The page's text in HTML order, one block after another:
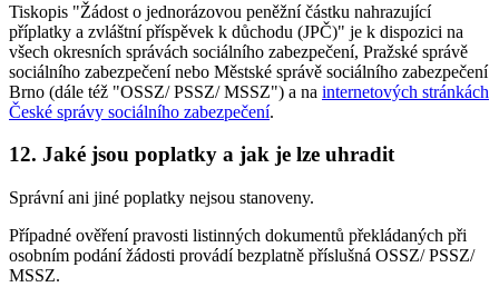
Tiskopis "Žádost o jednorázovou peněžní částku nahrazující
příplatky a zvláštní příspěvek k důchodu (JPČ)" je k dispozici na
všech okresních správách sociálního zabezpečení, Pražské správě
sociálního zabezpečení nebo Městské správě sociálního zabezpečení
Brno (dále též "OSSZ/ PSSZ/ MSSZ") a na internetových stránkách
České správy sociálního zabezpečení.
12. Jaké jsou poplatky a jak je lze uhradit
Správní ani jiné poplatky nejsou stanoveny.
Případné ověření pravosti listinných dokumentů překládaných při
osobním podání žádosti provádí bezplatně příslušná OSSZ/ PSSZ/
MSSZ.